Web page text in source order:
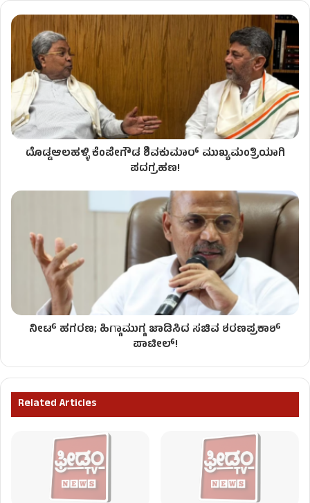
ದೊಡ್ಡಆಲಹಳ್ಳಿ ಕೆಂಪೇಗೌಡ ಶಿವಕುಮಾರ್ ಮುಖ್ಯಮಂತ್ರಿಯಾಗಿ
ಪದಗ್ರಹಣ!
ನೀಟ್ ಹಗರಣ; ಹಿಗ್ಗಾಮುಗ್ಗ ಜಾಡಿಸಿದ ಸಚಿವ ಶರಣಪ್ರಕಾಶ್
ಪಾಟೀಲ್!
Related Articles